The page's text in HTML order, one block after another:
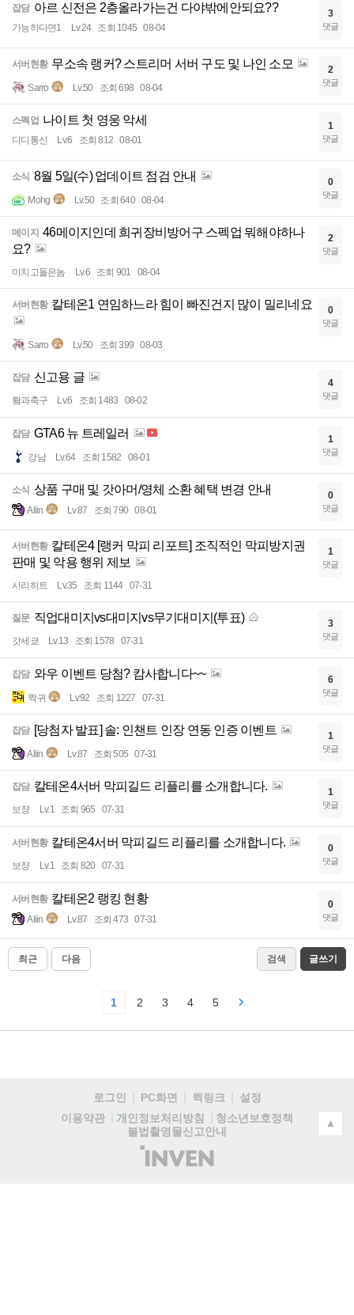
잡담 아르 신전은 2층올라가는건 다야밖에안되요??
가능하다면1 Lv.24 조회 1045 08-04
3
댓글
서버현황 무소속 랭커? 스트리머 서버 구도 및 나인 소모
Sarro Lv.50 조회 698 08-04
2
댓글
스펙업 나이트 첫 영웅 악세
디디통신 Lv.6 조회 812 08-01
1
댓글
소식 8월 5일(수) 업데이트 점검 안내
Mohg Lv.50 조회 640 08-04
0
댓글
메이지 46메이지인데 희귀장비방어구 스펙업 뭐해야하나
요?
미치고돌은놈 Lv.6 조회 901 08-04
2
댓글
서버현황 칼테온1 연임하느라 힘이 빠진건지 많이 밀리네요
Sarro Lv.50 조회 399 08-03
0
댓글
잡담 신고용 글
뢐과축구 Lv.6 조회 1483 08-02
4
댓글
잡담 GTA6 뉴 트레일러
강남 Lv.64 조회 1582 08-01
1
댓글
소식 상품 구매 및 갓아머/영체 소환 혜택 변경 안내
Aliin Lv.87 조회 790 08-01
0
댓글
서버현황 칼테온4 [랭커 막피 리포트] 조직적인 막피방지권
판매 및 악용 행위 제보
시리히트 Lv.35 조회 1144 07-31
1
댓글
질문 직업대미지vs대미지vs무기대미지(투표)
갓세쿄 Lv.13 조회 1578 07-31
3
댓글
잡담 와우 이벤트 당첨? 캄사합니다~~
짝귀 Lv.92 조회 1227 07-31
6
댓글
잡담 [당첨자 발표] 솔: 인챈트 인장 연동 인증 이벤트
Aliin Lv.87 조회 505 07-31
1
댓글
잡담 칼테온4서버 막피길드 리플리를 소개합니다.
보쟝 Lv.1 조회 965 07-31
1
댓글
서버현황 칼테온4서버 막피길드 리플리를 소개합니다.
보쟝 Lv.1 조회 820 07-31
0
댓글
서버현황 칼테온2 랭킹 현황
Aliin Lv.87 조회 473 07-31
0
댓글
최근 다음 검색 글쓰기
1 2 3 4 5
로그인 PC화면 퀵링크
설정
이용약관
개인정보처리방침
청소년보호정책
불법촬영물신고안내
(주)
인
▲